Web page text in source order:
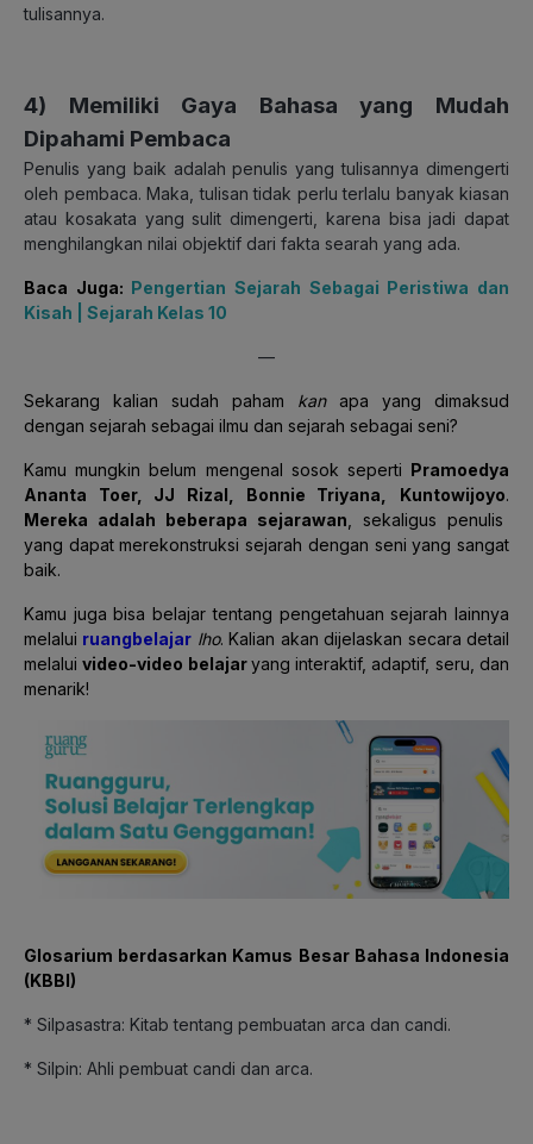
tulisannya.
4) Memiliki Gaya Bahasa yang Mudah
Dipahami Pembaca
Penulis yang baik adalah penulis yang tulisannya dimengerti
oleh pembaca. Maka, tulisan tidak perlu terlalu banyak kiasan
atau kosakata yang sulit dimengerti, karena bisa jadi dapat
menghilangkan nilai objektif dari fakta searah yang ada.
Baca Juga: Pengertian Sejarah Sebagai Peristiwa dan
Kisah | Sejarah Kelas 10
—
Sekarang kalian sudah paham kanapa yang dimaksud
dengan sejarah sebagai ilmu dan sejarah sebagai seni?
Kamu mungkin belum mengenal sosok seperti Pramoedya
Ananta Toer, JJ Rizal, Bonnie Triyana,
Kuntowijoyo.
Mereka adalah beberapa sejarawan , sekaligus penulis
yang dapat merekonstruksi sejarah dengan seni yang sangat
baik.
Kamu juga bisa belajar tentang pengetahuan sejarah lainnya
melalui ruangbelajar lho. Kalian akan dijelaskan secara detail
melaluivideo-video belajaryang interaktif, adaptif, seru, dan
menarik!
Glosarium berdasarkan Kamus Besar Bahasa Indonesia
(KBBI)
* Silpasastra: Kitab tentang pembuatan arca dan candi.
* Silpin: Ahli pembuat candi dan arca.